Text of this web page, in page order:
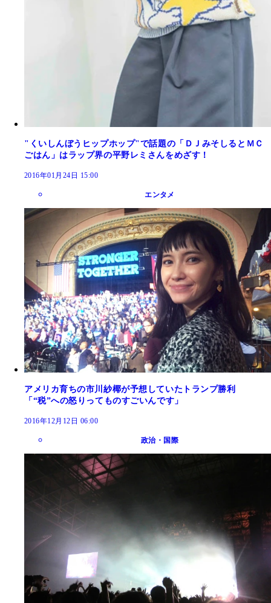
"くいしんぼうヒップホップ"で話題の「ＤＪみそしるとＭＣ
ごはん」はラップ界の平野レミさんをめざす！
2016年01月24日 15:00
エンタメ
アメリカ育ちの市川紗椰が予想していたトランプ勝利
「“税”への怒りってものすごいんです」
2016年12月12日 06:00
政治・国際